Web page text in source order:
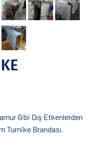
Gibi Dış Etkenlerden
Turnike Brandası.